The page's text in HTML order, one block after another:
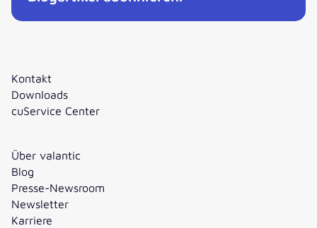
Kontakt
Downloads
cuService Center
Über valantic
Blog
Presse-Newsroom
Newsletter
Karriere